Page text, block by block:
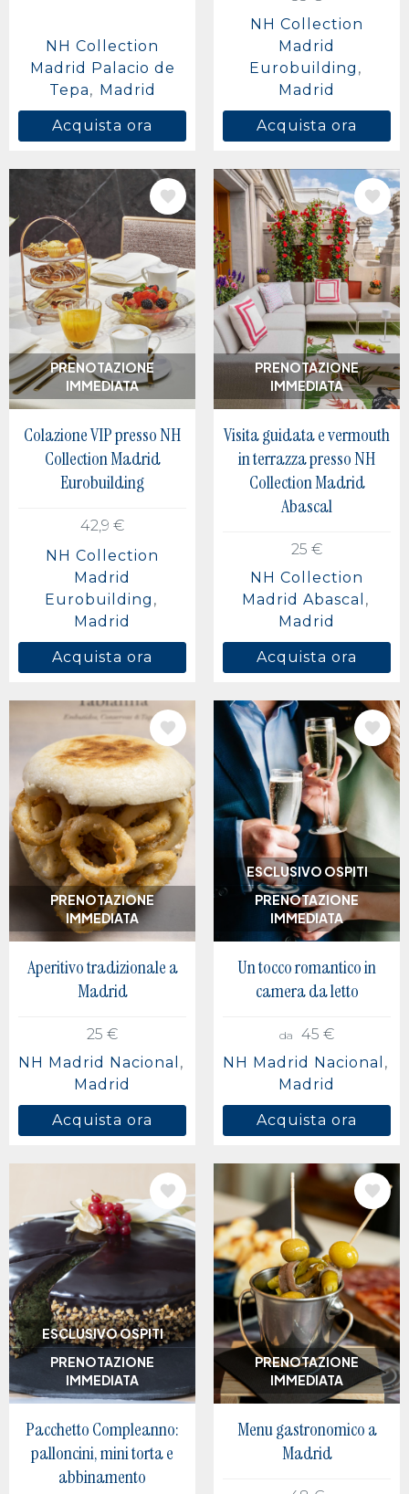
NH Collection
Madrid Palacio de
Tepa
Madrid
Acquista ora
NH Collection
Madrid
Eurobuilding
Madrid
Acquista ora
PRENOTAZIONE
IMMEDIATA
IMMAGINE
Colazione VIP presso NH
Collection Madrid
Eurobuilding
42,9 €
NH Collection
Madrid
Eurobuilding
Madrid
Acquista ora
PRENOTAZIONE
IMMEDIATA
IMMAGINE
Visita guidata e vermouth
in terrazza presso NH
Collection Madrid
Abascal
25 €
NH Collection
Madrid Abascal
Madrid
Acquista ora
PRENOTAZIONE
IMMEDIATA
IMMAGINE
Aperitivo tradizionale a
Madrid
25 €
NH Madrid Nacional
Madrid
Acquista ora
ESCLUSIVO OSPITI
PRENOTAZIONE
IMMEDIATA
IMMAGINE
Un tocco romantico in
camera da letto
da
45 €
NH Madrid Nacional
Madrid
Acquista ora
ESCLUSIVO OSPITI
PRENOTAZIONE
IMMEDIATA
IMMAGINE
Pacchetto Compleanno:
palloncini, mini torta e
abbinamento
PRENOTAZIONE
IMMEDIATA
IMMAGINE
Menu gastronomico a
Madrid